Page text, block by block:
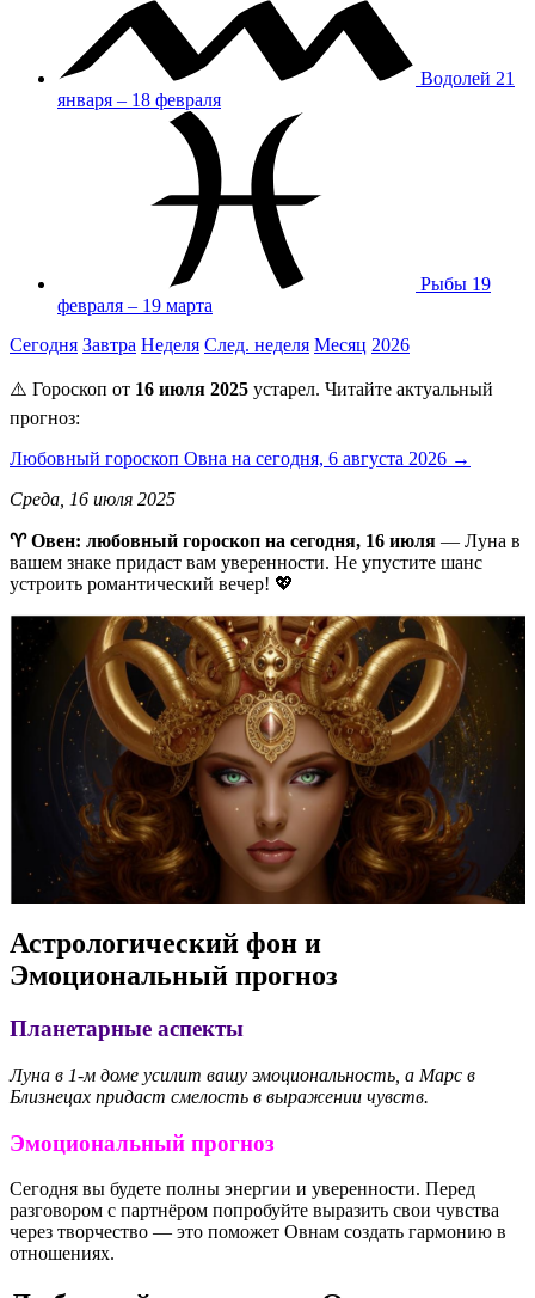
Водолей 21
января – 18 февраля
Рыбы 19
февраля – 19 марта
Сегодня Завтра Неделя След. неделя Месяц 2026
⚠️ Гороскоп от 16 июля 2025 устарел. Читайте актуальный
прогноз:
Любовный гороскоп Овна на сегодня, 6 августа 2026 →
Среда, 16 июля 2025
♈ Овен: любовный гороскоп на сегодня, 16 июля — Луна в
вашем знаке придаст вам уверенности. Не упустите шанс
устроить романтический вечер! 💖
Астрологический фон и
Эмоциональный прогноз
Планетарные аспекты
Луна в 1-м доме усилит вашу эмоциональность, а Марс в
Близнецах придаст смелость в выражении чувств.
Эмоциональный прогноз
Сегодня вы будете полны энергии и уверенности. Перед
разговором с партнёром попробуйте выразить свои чувства
через творчество — это поможет Овнам создать гармонию в
отношениях.